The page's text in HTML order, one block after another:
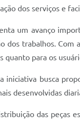
dos serviços e
um avanço
dos trabalhos. Com
quanto para os
iniciativa busca
desenvolvidas
das